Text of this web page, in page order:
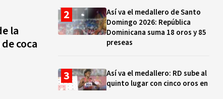
la
coca
Así va el medallero de Santo
Domingo 2026: República
Dominicana suma 18 oros y 85
preseas
Así va el medallero: RD sube al
quinto lugar con cinco oros en